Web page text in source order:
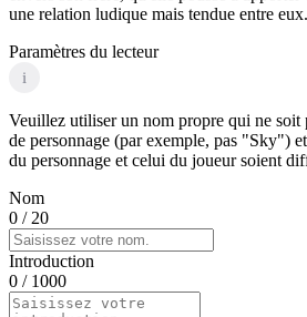
une relation ludique mais tendue entre eux.
Paramètres du lecteur
i
Veuillez utiliser un nom propre qui ne soit
de personnage (par exemple, pas "Sky")
du personnage et celui du joueur soient
Nom
0 / 20
Introduction
0 / 1000